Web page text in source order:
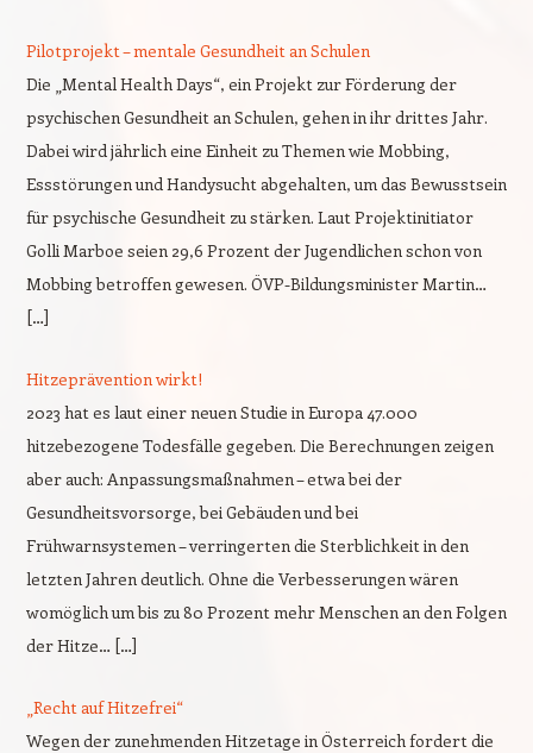
Pilotprojekt – mentale Gesundheit an Schulen
Die „Mental Health Days“, ein Projekt zur Förderung der
psychischen Gesundheit an Schulen, gehen in ihr drittes Jahr.
Dabei wird jährlich eine Einheit zu Themen wie Mobbing,
Essstörungen und Handysucht abgehalten, um das Bewusstsein
für psychische Gesundheit zu stärken. Laut Projektinitiator
Golli Marboe seien 29,6 Prozent der Jugendlichen schon von
Mobbing betroffen gewesen. ÖVP-Bildungsminister Martin…
[…]
Hitzeprävention wirkt!
2023 hat es laut einer neuen Studie in Europa 47.000
hitzebezogene Todesfälle gegeben. Die Berechnungen zeigen
aber auch: Anpassungsmaßnahmen – etwa bei der
Gesundheitsvorsorge, bei Gebäuden und bei
Frühwarnsystemen – verringerten die Sterblichkeit in den
letzten Jahren deutlich. Ohne die Verbesserungen wären
womöglich um bis zu 80 Prozent mehr Menschen an den Folgen
der Hitze… […]
„Recht auf Hitzefrei“
Wegen der zunehmenden Hitzetage in Österreich fordert die